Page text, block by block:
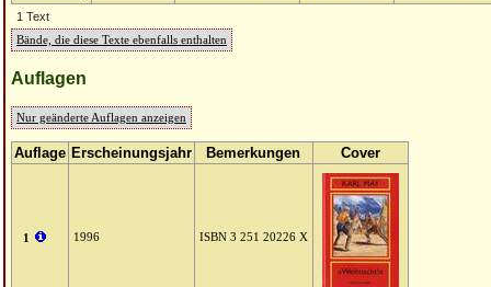
1 Text
Bände, die diese Texte ebenfalls enthalten
Auflagen
Nur geänderte Auflagen anzeigen
Auflage Erscheinungsjahr Bemerkungen Cover
1 1996 ISBN 3 251 20226 X